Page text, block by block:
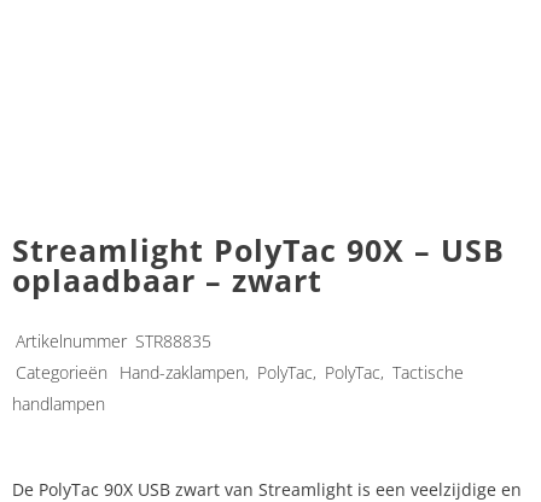
Streamlight PolyTac 90X – USB
oplaadbaar – zwart
Artikelnummer STR88835
Categorieën
Hand-zaklampen, PolyTac, PolyTac, Tactische
handlampen
De PolyTac 90X USB zwart van Streamlight is een veelzijdige en